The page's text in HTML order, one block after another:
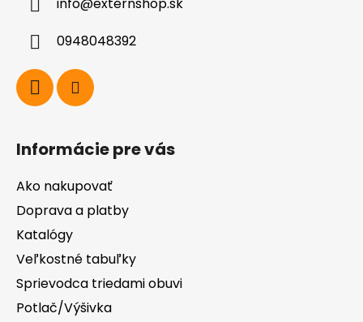
info@externshop.sk
0948048392
Informácie pre vás
Ako nakupovať
Doprava a platby
Katalógy
Veľkostné tabuľky
Sprievodca triedami obuvi
Potlač/Výšivka